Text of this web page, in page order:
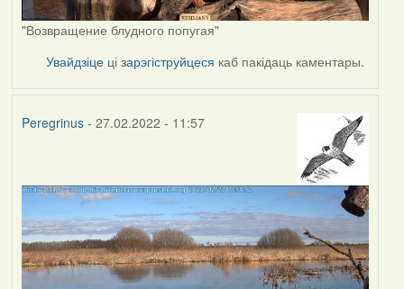
"Возвращение блудного попугая"
Увайдзіце цізарэгіструйцеся каб пакідаць каментары.
Peregrinus- 27.02.2022 - 11:57